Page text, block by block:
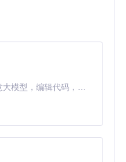
快速部署离线翻译环
Claude Code 的开源替代方案。连接任意大模型，编辑代码，运行命令，自动验证 — 全自动执行。用 Rust 构建，极致性能。 ｜ An open-source alternative to Claude Code. Connect any LLM, edit code, run commands, and verify changes — autonomously. Built in Rust for speed. Get Started